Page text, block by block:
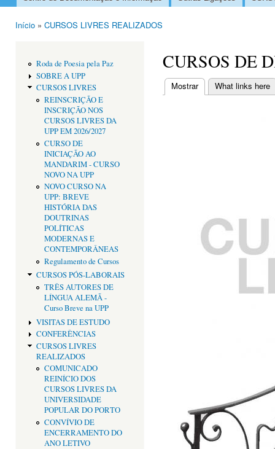
Menu principal
Início » CURSOS LIVRES REALIZADOS
Roda de Poesia pela Paz
SOBRE A UPP
CURSOS LIVRES
REINSCRIÇÃO E
INSCRIÇÃO NOS
CURSOS LIVRES DA
UPP EM 2026/2027
CURSO DE
INICIAÇÃO AO
MANDARIM - CURSO
NOVO NA UPP
NOVO CURSO NA
UPP: BREVE
HISTÓRIA DAS
DOUTRINAS
POLÍTICAS
MODERNAS E
CONTEMPORÂNEAS
Regulamento de Cursos
CURSOS PÓS-LABORAIS
TRÊS AUTORES DE
LÍNGUA ALEMÃ -
Curso Breve na UPP
VISITAS DE ESTUDO
CONFERÊNCIAS
CURSOS LIVRES
REALIZADOS
COMUNICADO
REINÍCIO DOS
CURSOS LIVRES DA
UNIVERSIDADE
POPULAR DO PORTO
CONVÍVIO DE
ENCERRAMENTO DO
ANO LETIVO
CURSOS DE
Separadores
Mostrar(separador ativo)
What links here